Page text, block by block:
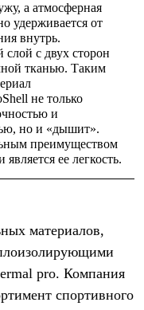
а атмосферная
удерживается от
внутрь.
с двух сторон
тканью. Таким
не только
и
но и «дышит».
преимуществом
ее легкость.
материалов,
pro. Компания
спортивного